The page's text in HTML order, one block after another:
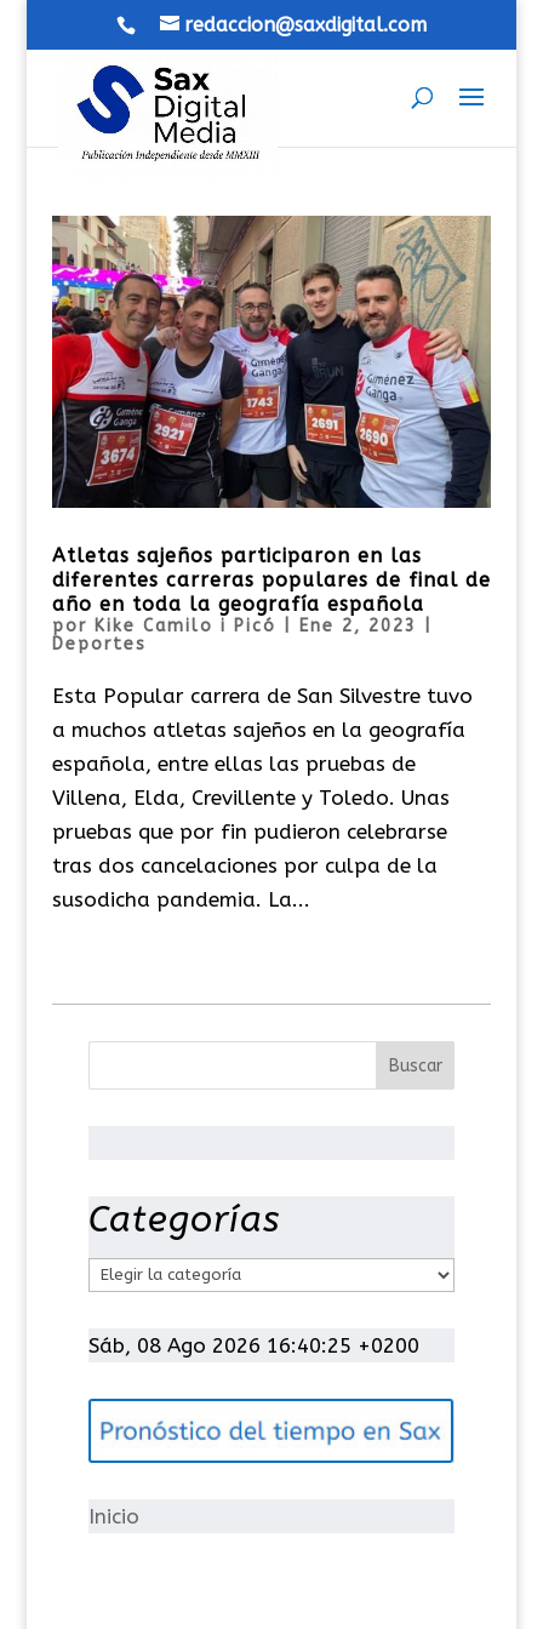
redaccion@saxdigital.com
Atletas sajeños participaron en las
diferentes carreras populares de final de
año en toda la geografía española
por Kike Camilo i Picó Ene 2, 2023
Deportes
Esta Popular carrera de San Silvestre tuvo
a muchos atletas sajeños en la geografía
española, entre ellas las pruebas de
Villena, Elda, Crevillente y Toledo. Unas
pruebas que por fin pudieron celebrarse
tras dos cancelaciones por culpa de la
susodicha pandemia. La...
Categorías
t
g
í
Sáb, 08 Ago 2026 16:40:26 +0200
Inicio